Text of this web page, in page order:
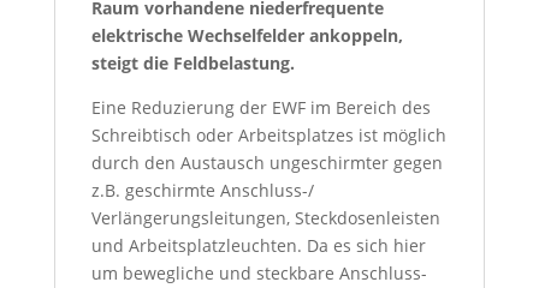
Raum vorhandene niederfrequente
elektrische Wechselfelder ankoppeln,
steigt die Feldbelastung.
Eine Reduzierung der EWF im Bereich des
Schreibtisch oder Arbeitsplatzes ist möglich
durch den Austausch ungeschirmter gegen
z.B. geschirmte Anschluss-/
Verlängerungsleitungen, Steckdosenleisten
und Arbeitsplatzleuchten. Da es sich hier
um bewegliche und steckbare Anschluss-